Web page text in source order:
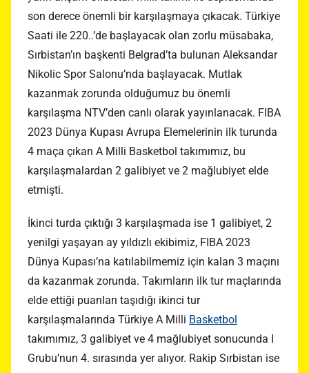
son derece önemli bir karşılaşmaya çıkacak. Türkiye
Saati ile 220..’de başlayacak olan zorlu müsabaka,
Sırbistan’ın başkenti Belgrad’ta bulunan Aleksandar
Nikolic Spor Salonu’nda başlayacak. Mutlak
kazanmak zorunda olduğumuz bu önemli
karşılaşma NTV’den canlı olarak yayınlanacak. FIBA
2023 Dünya Kupası Avrupa Elemelerinin ilk turunda
4 maça çıkan A Milli Basketbol takımımız, bu
karşılaşmalardan 2 galibiyet ve 2 mağlubiyet elde
etmişti.
İkinci turda çıktığı 3 karşılaşmada ise 1 galibiyet, 2
yenilgi yaşayan ay yıldızlı ekibimiz, FIBA 2023
Dünya Kupası’na katılabilmemiz için kalan 3 maçını
da kazanmak zorunda. Takımların ilk tur maçlarında
elde ettiği puanları taşıdığı ikinci tur
karşılaşmalarında Türkiye A Milli Basketbol
takımımız, 3 galibiyet ve 4 mağlubiyet sonucunda I
Grubu’nun 4. sırasında yer alıyor. Rakip Sırbistan ise